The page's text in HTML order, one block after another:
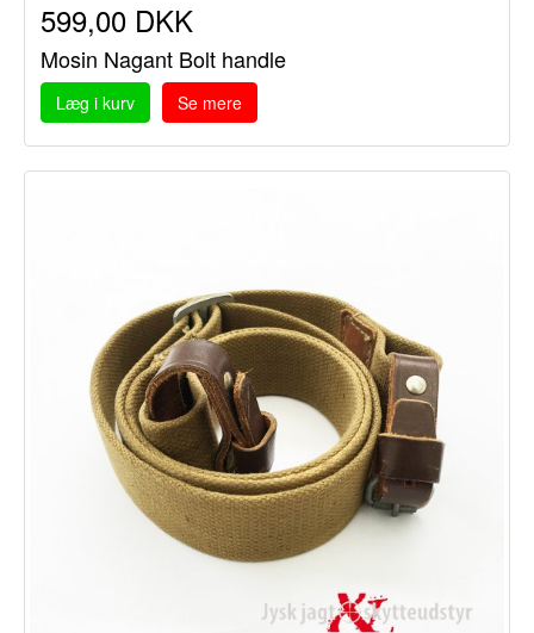
599,00 DKK
Mosin Nagant Bolt handle
Læg i kurv Se mere